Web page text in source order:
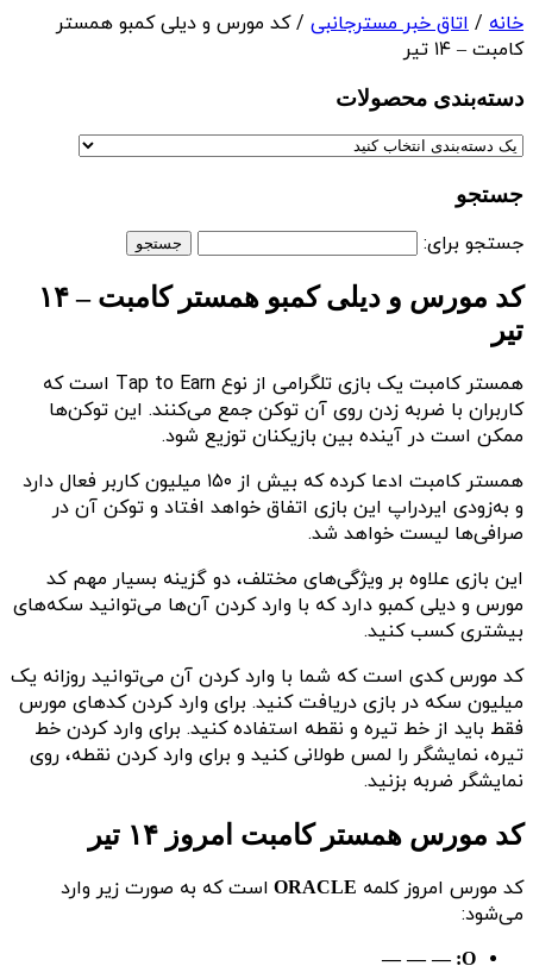
خانه / اتاق خبر مسترجانبی / کد مورس و دیلی کمبو همستر
کامبت – ۱۴ تیر
دسته‌بندی‌ محصولات
جستجو
جستجو برای:
کد مورس و دیلی کمبو همستر کامبت – ۱۴
تیر
همستر کامبت یک بازی تلگرامی از نوع Tap to Earn است که
کاربران با ضربه زدن روی آن توکن جمع می‌کنند. این توکن‌ها
ممکن است در آینده بین بازیکنان توزیع شود.
همستر کامبت ادعا کرده که بیش از ۱۵۰ میلیون کاربر فعال دارد
و به‌زودی ایردراپ این بازی اتفاق خواهد افتاد و توکن آن در
صرافی‌ها لیست خواهد شد.
این بازی علاوه بر ویژگی‌های مختلف، دو گزینه بسیار مهم کد
مورس و دیلی کمبو دارد که با وارد کردن آن‌ها می‌توانید سکه‌های
بیشتری کسب کنید.
کد مورس کدی است که شما با وارد کردن آن می‌توانید روزانه یک
میلیون سکه‌ در بازی دریافت کنید. برای وارد کردن کدهای مورس
فقط باید از خط تیره و نقطه استفاده کنید. برای وارد کردن خط‌
تیره، نمایشگر را لمس طولانی کنید و برای وارد کردن نقطه، روی
نمایشگر ضربه‌ بزنید.
کد مورس همستر کامبت امروز ۱۴ تیر
کد مورس امروز کلمه ORACLE است که به صورت زیر وارد
می‌شود:
O: —
—
—